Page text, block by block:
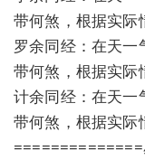
带何煞，根据实际
罗余同经：在天一
带何煞，根据实际
计余同经：在天一
带何煞，根据实际